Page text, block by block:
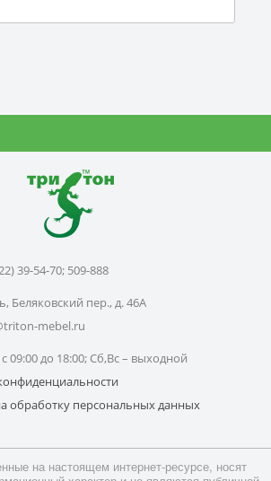
39-54-70; 509-888
Беляковский пер., д. 46А
mebel.ru
09:00 до 18:00; Сб,Вс – выходной
обработку персональных данных
на настоящем интернет-ресурсе, носят